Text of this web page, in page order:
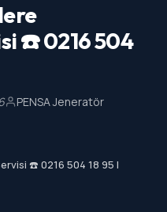
☎️ 0216 504
PENSA Jeneratör
☎️ 0216 504 18 95 |